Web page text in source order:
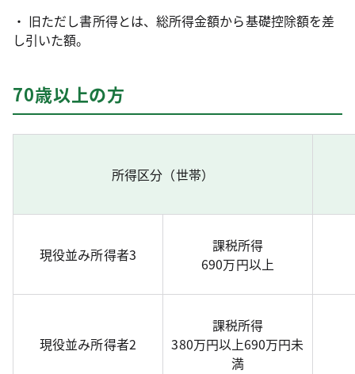
・ 旧ただし書所得とは、総所得金額から基礎控除額を差
し引いた額。
70歳以上の方
所得区分（世帯）
現役並み所得者3
課税所得
690万円以上
現役並み所得者2
課税所得
380万円以上690万円未
満